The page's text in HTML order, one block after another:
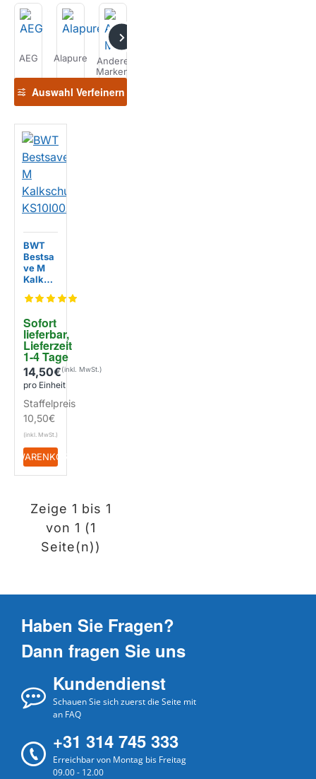
AEG Alapure
Andere
Marken
Auswahl Verfeinern
Sofort
lieferbar,
Lieferzeit
1-4 Tage
BWT
Bestsa
ve M
Kalksc
d
0A00
14,50€
pro Einheit
Staffelpreis
10,50€
+ WARENKORB
Zeige 1 bis 1
von 1 (1
Seite(n))
Haben Sie Fragen?
Dann fragen Sie uns
Kundendienst
Schauen Sie sich zuerst die Seite mit
an FAQ
+31 314 745 333
Erreichbar von Montag bis Freitag
09.00 - 12.00